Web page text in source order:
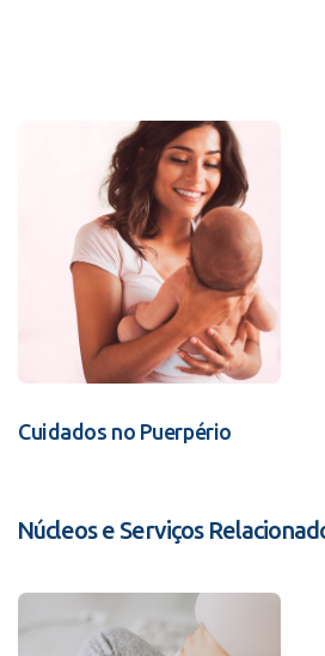
Cuidados no Puerpério
Núcleos e Serviços